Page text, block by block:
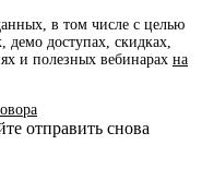
в том числе с целью
доступах, скидках,
и полезных вебинарах на
отправить снова